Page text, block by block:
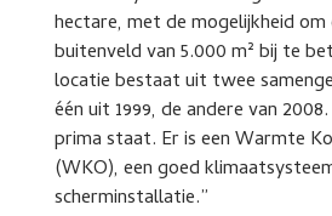
hectare, met de mogelijkheid om
buitenveld van 5.000 m² bij te
locatie bestaat uit twee
één uit 1999, de andere van
prima staat. Er is een Warmte
(WKO), een goed
scherminstallatie.”